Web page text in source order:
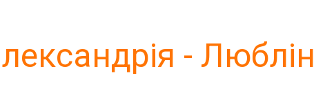
- Люблін